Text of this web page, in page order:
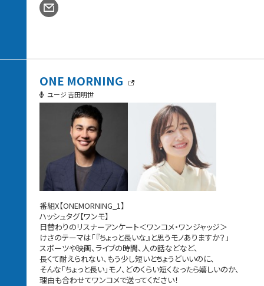
ONE MORNING
ユージ 吉田明世
番組X【ONEMORNING_1】
ハッシュタグ【ワンモ】
日替わりのリスナーアンケート＜ワンコメ・ワンジャッジ＞
けさのテーマは「『ちょっと長いな』と思うモノありますか？」
スポーツや映画、ライブの時間、人の話などなど、
長くて耐えられない、もう少し短いとちょうどいいのに、
そんな「ちょっと長い」モノ、どのくらい短くなったら嬉しいのか、
理由も合わせてワンコメで送ってください！